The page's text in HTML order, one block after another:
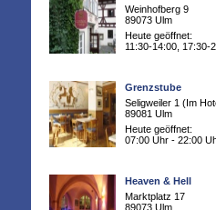
Weinhofberg 9
89073 Ulm
Heute geöffnet:
11:30-14:00, 17:30-
Grenzstube
Seligweiler 1 (Im
89081 Ulm
Heute geöffnet:
07:00 Uhr - 22:00
Heaven & Hell
Marktplatz 17
89073 Ulm